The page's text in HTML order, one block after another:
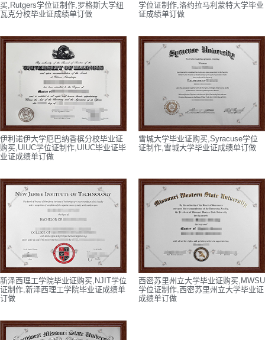
买,Rutgers学位证制作,罗格斯大学纽
瓦克分校毕业证成绩单订做
学位证制作,洛约拉马利蒙特大学毕业
证成绩单订做
伊利诺伊大学厄巴纳香槟分校毕业证
购买,UIUC学位证制作,UIUC毕业证毕
业证成绩单订做
雪城大学毕业证购买,Syracuse学位
证制作,雪城大学毕业证成绩单订做
新泽西理工学院毕业证购买,NJIT学位
证制作,新泽西理工学院毕业证成绩单
订做
西密苏里州立大学毕业证购买,MWSU
学位证制作,西密苏里州立大学毕业证
成绩单订做